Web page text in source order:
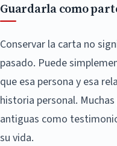
Guardarla como
Conservar la carta no
pasado. Puede
que esa persona y esa
historia personal.
antiguas como
su vida.